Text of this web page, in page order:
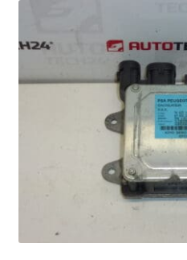
Политика за поверителност